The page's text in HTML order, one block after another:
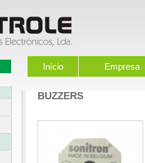
Início Empresa
BUZZERS